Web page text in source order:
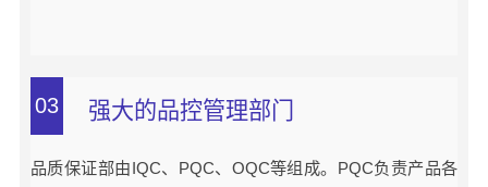
03 强大的品控管理部门
品质保证部由IQC、PQC、OQC等组成。PQC负责产品各